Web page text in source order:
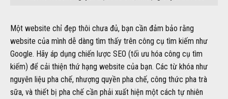
Một website chỉ đẹp thôi chưa đủ, bạn cần đảm bảo rằng
website của mình dễ dàng tìm thấy trên công cụ tìm kiếm như
Google. Hãy áp dụng chiến lược SEO (tối ưu hóa công cụ tìm
kiếm) để cải thiện thứ hạng website của bạn. Các từ khóa như
nguyên liệu pha chế, nhượng quyền pha chế, công thức pha trà
sữa, và thiết bị pha chế cần phải xuất hiện một cách tự nhiên